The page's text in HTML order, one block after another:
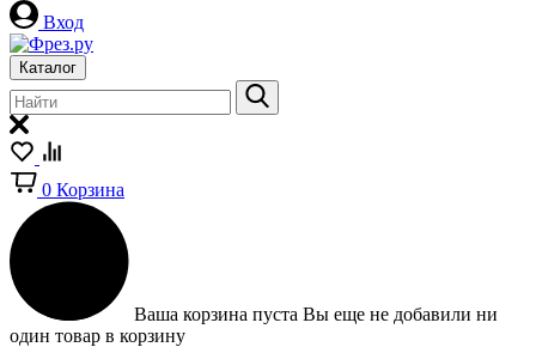
Вход
Каталог
0 Корзина
Ваша корзина пуста Вы еще не добавили ни
один товар в корзину